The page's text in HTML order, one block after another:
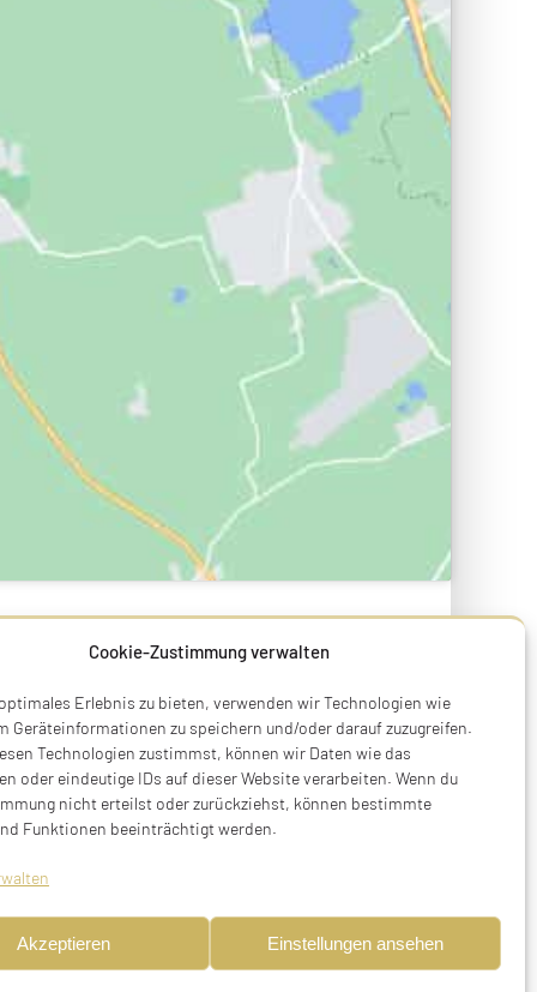
Cookie-Zustimmung verwalten
Erlebnis zu bieten, verwenden wir Technologien wie
Geräteinformationen zu speichern und/oder darauf zuzugreifen.
Technologien zustimmst, können wir Daten wie das
oder eindeutige IDs auf dieser Website verarbeiten. Wenn du
nicht erteilst oder zurückziehst, können bestimmte
Funktionen beeinträchtigt werden.
Akzeptieren Einstellungen ansehen